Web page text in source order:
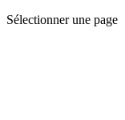
Sélectionner une page